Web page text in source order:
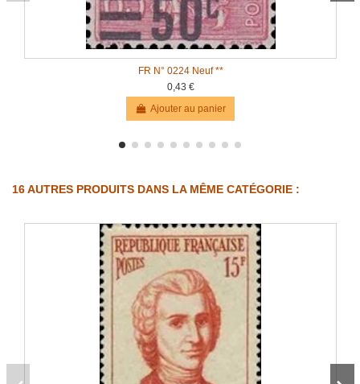
FR N° 0224 Neuf **
0,43 €
Ajouter au panier
16 AUTRES PRODUITS DANS LA MÊME CATÉGORIE :